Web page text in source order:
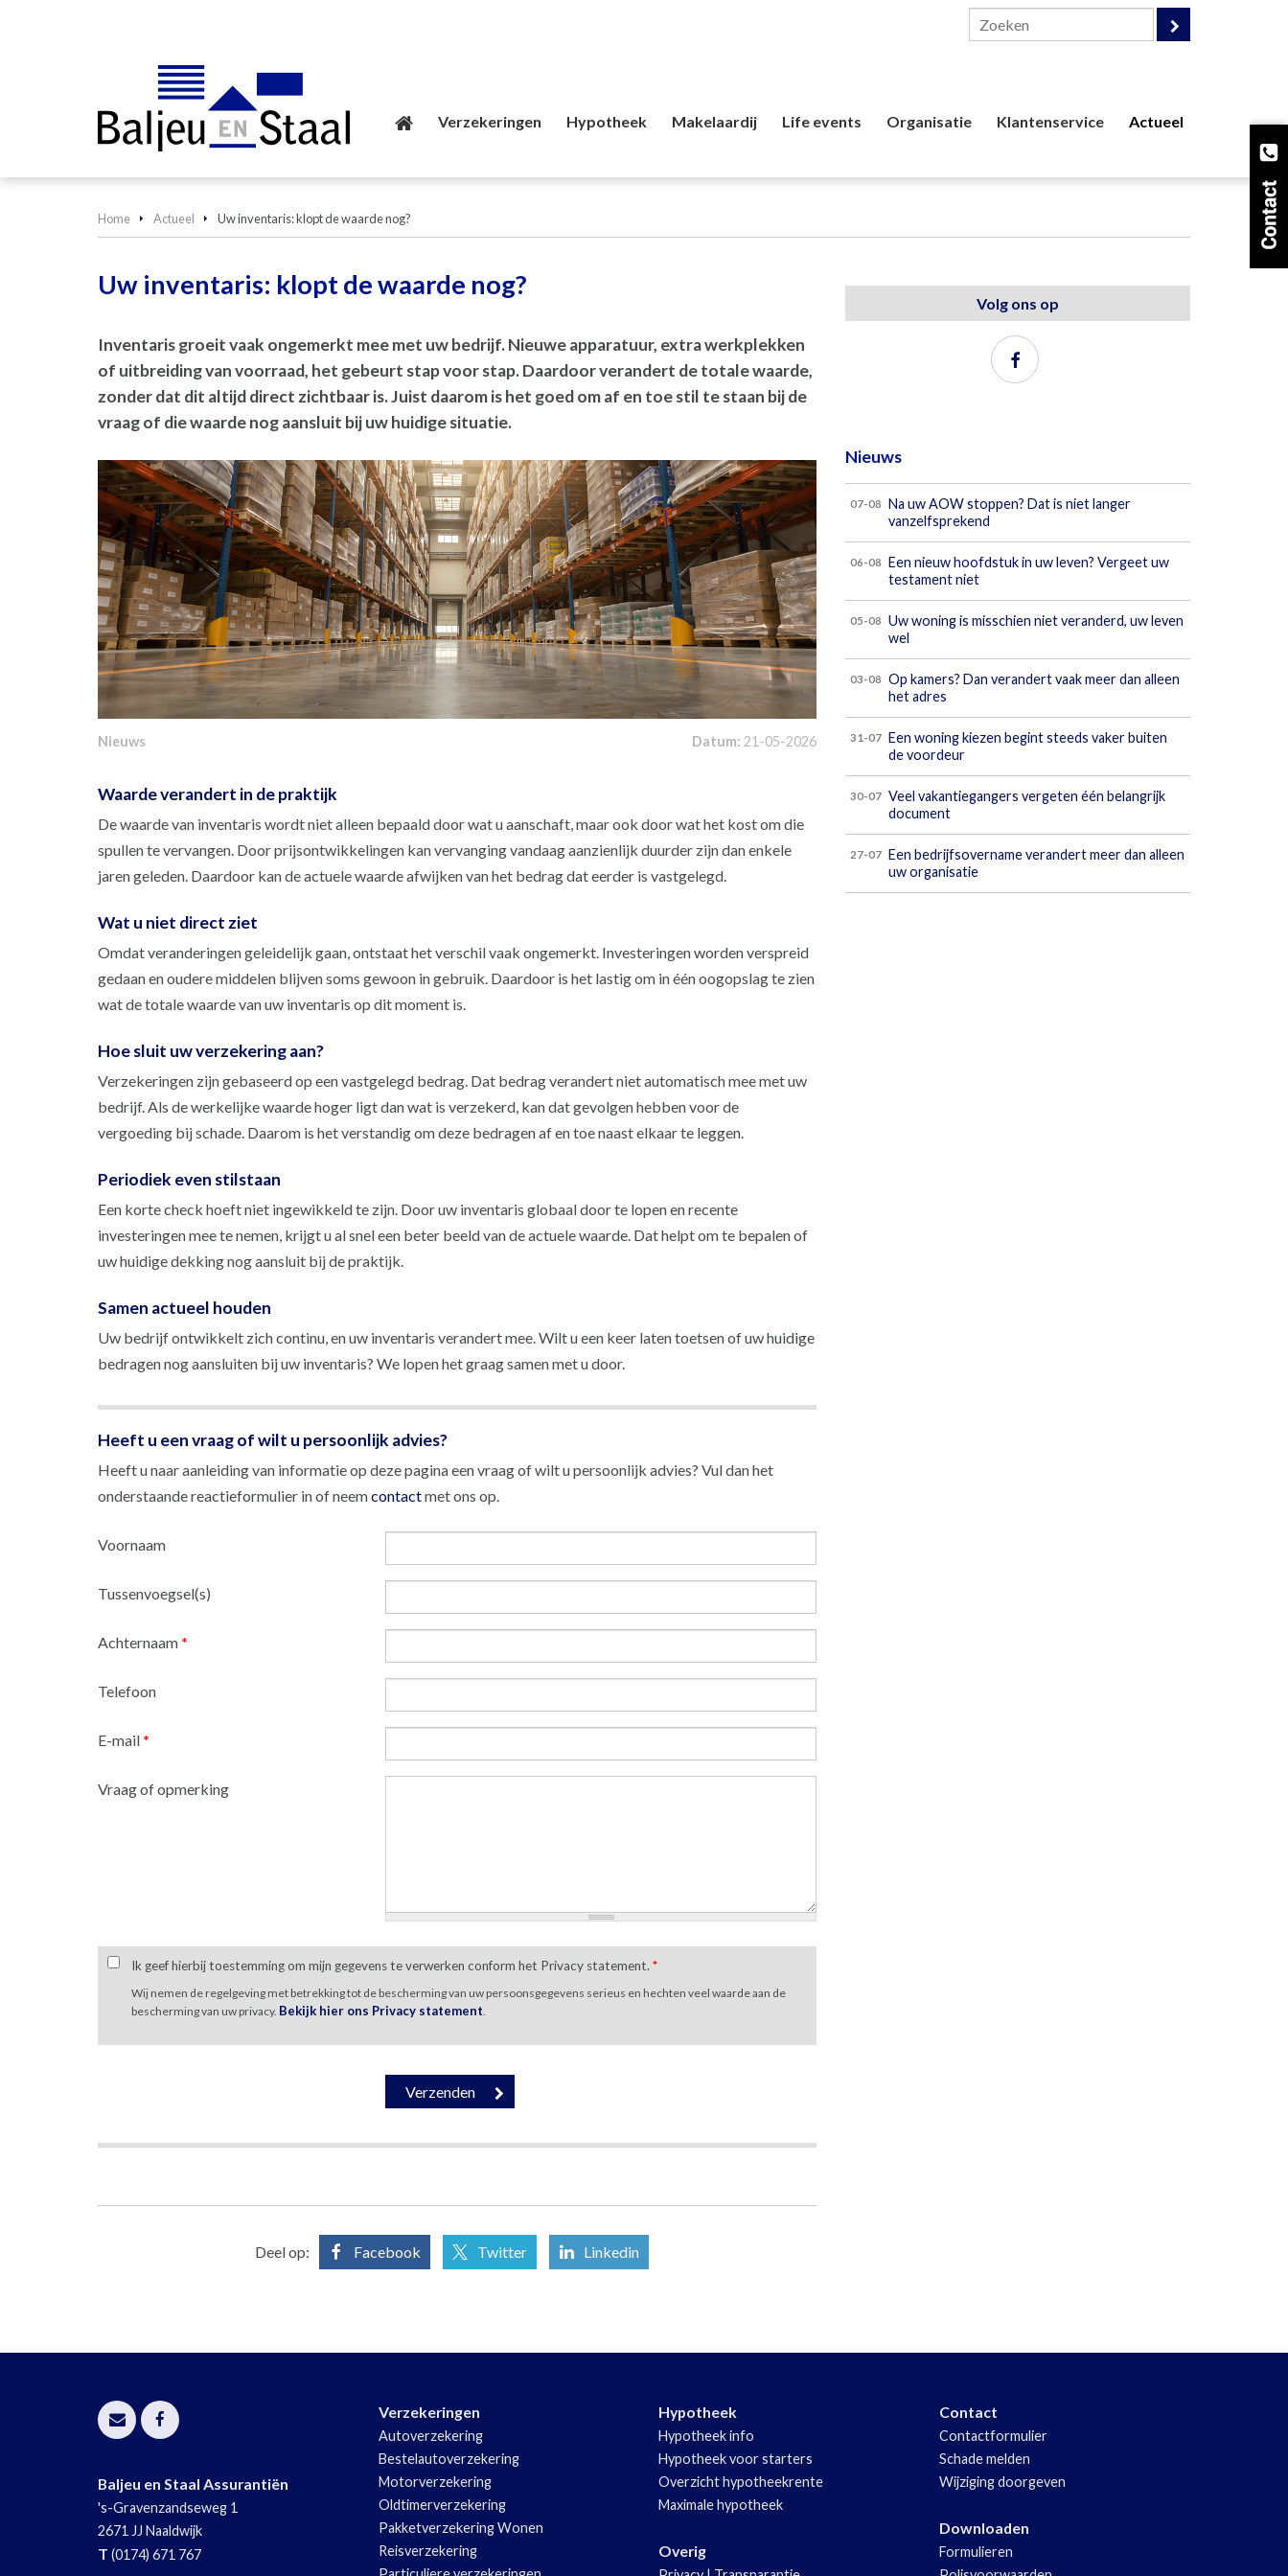
Verzekeringen Hypotheek Makelaardij Life events Organisatie Klantenservice Actueel
Home Actueel Uw inventaris: klopt de waarde nog?
Uw inventaris: klopt de waarde nog?
Inventaris groeit vaak ongemerkt mee met uw bedrijf. Nieuwe apparatuur, extra werkplekken
of uitbreiding van voorraad, het gebeurt stap voor stap. Daardoor verandert de totale waarde,
zonder dat dit altijd direct zichtbaar is. Juist daarom is het goed om af en toe stil te staan bij de
vraag of die waarde nog aansluit bij uw huidige situatie.
Nieuws Datum: 21-05-2026
Waarde verandert in de praktijk
De waarde van inventaris wordt niet alleen bepaald door wat u aanschaft, maar ook door wat het kost om die
spullen te vervangen. Door prijsontwikkelingen kan vervanging vandaag aanzienlijk duurder zijn dan enkele
jaren geleden. Daardoor kan de actuele waarde afwijken van het bedrag dat eerder is vastgelegd.
Wat u niet direct ziet
Omdat veranderingen geleidelijk gaan, ontstaat het verschil vaak ongemerkt. Investeringen worden verspreid
gedaan en oudere middelen blijven soms gewoon in gebruik. Daardoor is het lastig om in één oogopslag te zien
wat de totale waarde van uw inventaris op dit moment is.
Hoe sluit uw verzekering aan?
Verzekeringen zijn gebaseerd op een vastgelegd bedrag. Dat bedrag verandert niet automatisch mee met uw
bedrijf. Als de werkelijke waarde hoger ligt dan wat is verzekerd, kan dat gevolgen hebben voor de
vergoeding bij schade. Daarom is het verstandig om deze bedragen af en toe naast elkaar te leggen.
Periodiek even stilstaan
Een korte check hoeft niet ingewikkeld te zijn. Door uw inventaris globaal door te lopen en recente
investeringen mee te nemen, krijgt u al snel een beter beeld van de actuele waarde. Dat helpt om te bepalen of
uw huidige dekking nog aansluit bij de praktijk.
Samen actueel houden
Uw bedrijf ontwikkelt zich continu, en uw inventaris verandert mee. Wilt u een keer laten toetsen of uw huidige
bedragen nog aansluiten bij uw inventaris? We lopen het graag samen met u door.
Heeft u een vraag of wilt u persoonlijk advies?
Heeft u naar aanleiding van informatie op deze pagina een vraag of wilt u persoonlijk advies? Vul dan het
onderstaande reactieformulier in of neemcontactmet ons op.
Voornaam
Tussenvoegsel(s)
Achternaam *
Telefoon
E-mail *
Vraag of opmerking
Ik geef hierbij toestemming om mijn gegevens te verwerken conform het Privacy statement. *
Wij nemen de regelgeving met betrekking tot de bescherming van uw persoonsgegevens serieus en hechten veel waarde aan de
bescherming van uw privacy. Bekijk hier ons Privacy statement
Deel op: Facebook Twitter Linkedin
Volg ons op
Nieuws
07-08
Na uw AOW stoppen? Dat is niet langer
vanzelfsprekend
06-08
Een nieuw hoofdstuk in uw leven? Vergeet uw
testament niet
05-08
Uw woning is misschien niet veranderd, uw leven
wel
03-08
Op kamers? Dan verandert vaak meer dan alleen
het adres
31-07 Een woning kiezen begint steeds vaker buiten
de voordeur
30-07 Veel vakantiegangers vergeten één belangrijk
document
27-07 Een bedrijfsovername verandert meer dan alleen
uw organisatie
Baljeu en Staal Assurantiën
's-Gravenzandseweg 1
2671 JJ Naaldwijk
T (0174) 671 767
Verzekeringen
Autoverzekering
Bestelautoverzekering
Motorverzekering
Oldtimerverzekering
Pakketverzekering Wonen
Reisverzekering
Hypotheek
Hypotheek info
Hypotheek voor starters
Overzicht hypotheekrente
Maximale hypotheek
Overig
Contact
Contactformulier
Schade melden
Wijziging doorgeven
Downloaden
Formulieren